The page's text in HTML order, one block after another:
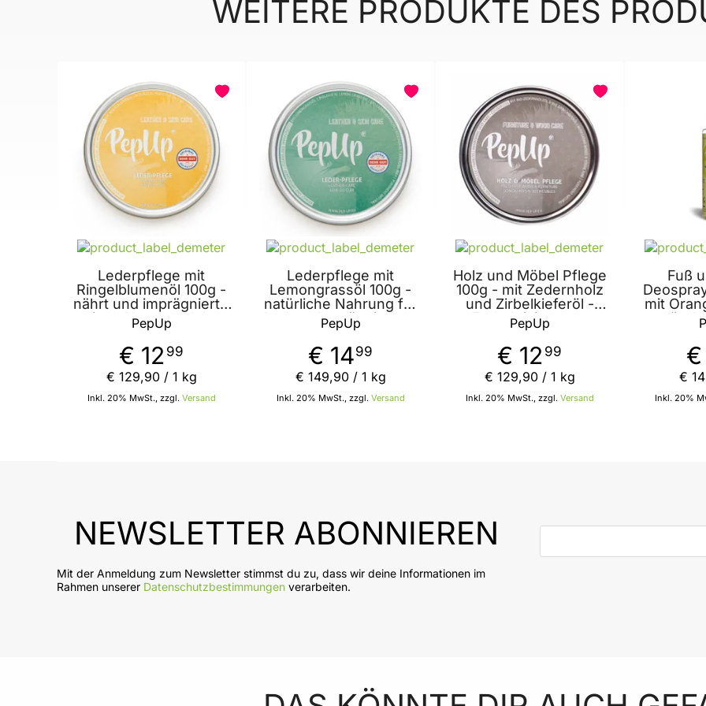
WEITERE PRODUKTE DES
Lederpflege mit
Ringelblumenöl 100g -
nährt und imprägniert -
reines Naturprodukt -
dermatologisch
zertifiziert von PepUp
PepUp
€ 12 99
Inkl. 20% MwSt., zzgl. Versand
€ 129,90/ 1 kg
Lederpflege mit
Lemongrassöl 100g -
natürliche Nahrung für
Leder - Imprägnierung
- dermatologisch
zertifiziert von PepUp
PepUp
€ 1499
Inkl. 20% MwSt., zzgl. Versand
€ 149,90/ 1 kg
Holz und Möbel Pflege
100g - mit Zedernholz
und Zirbelkieferöl -
Farbaktivierung -
Imprägnierung -
antibakteriell - für
Leder geeignet von
PepUp
PepUp
€ 12 99
Inkl. 20% MwSt., zzgl. Versand
€ 129,90/ 1 kg
Fuß
mit
-
Duft
€
Inkl. 20%
€
NEWSLETTER ABONNIEREN
Mit der Anmeldung zum Newsletter stimmst du zu, dass wir deine Informationen im
Rahmen unserer Datenschutzbestimmungen verarbeiten.
E-Mail-Adresse